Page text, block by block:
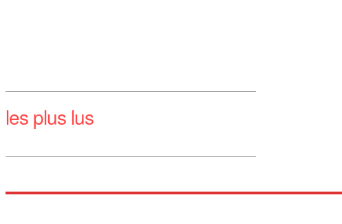
les plus lus